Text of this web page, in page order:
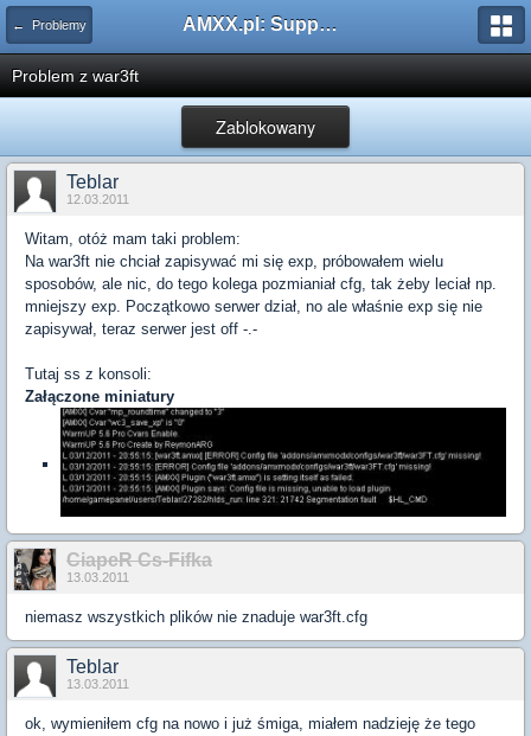
← Problemy AMXX.pl: Support AMX Mod X i SourceMod
Problem z war3ft
Zablokowany
Teblar
12.03.2011
Witam, otóż mam taki problem:
Na war3ft nie chciał zapisywać mi się exp, próbowałem wielu
sposobów, ale nic, do tego kolega pozmianiał cfg, tak żeby leciał np.
mniejszy exp. Początkowo serwer dział, no ale właśnie exp się nie
zapisywał, teraz serwer jest off -.-
Tutaj ss z konsoli:
Załączone miniatury
CiapeR Cs-Fifka
13.03.2011
niemasz wszystkich plików nie znaduje war3ft.cfg
Teblar
13.03.2011
ok, wymieniłem cfg na nowo i już śmiga, miałem nadzieję że tego